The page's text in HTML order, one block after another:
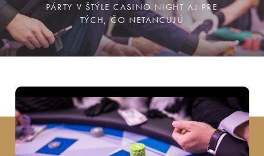
PÁRTY V ŠTÝLE CASINO NIGHT AJ PRE
TÝCH, ČO NETANCUJÚ